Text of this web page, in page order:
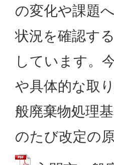
の変化や課題
状況を確認す
しています。
や具体的な取
般廃棄物処理
のたび改定の